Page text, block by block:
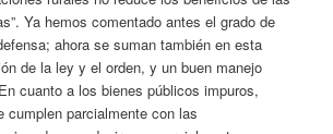
Ya hemos comentado antes el grado de
ahora se suman también en esta
de la ley y el orden, y un buen manejo
cuanto a los bienes públicos impuros,
cumplen parcialmente con las